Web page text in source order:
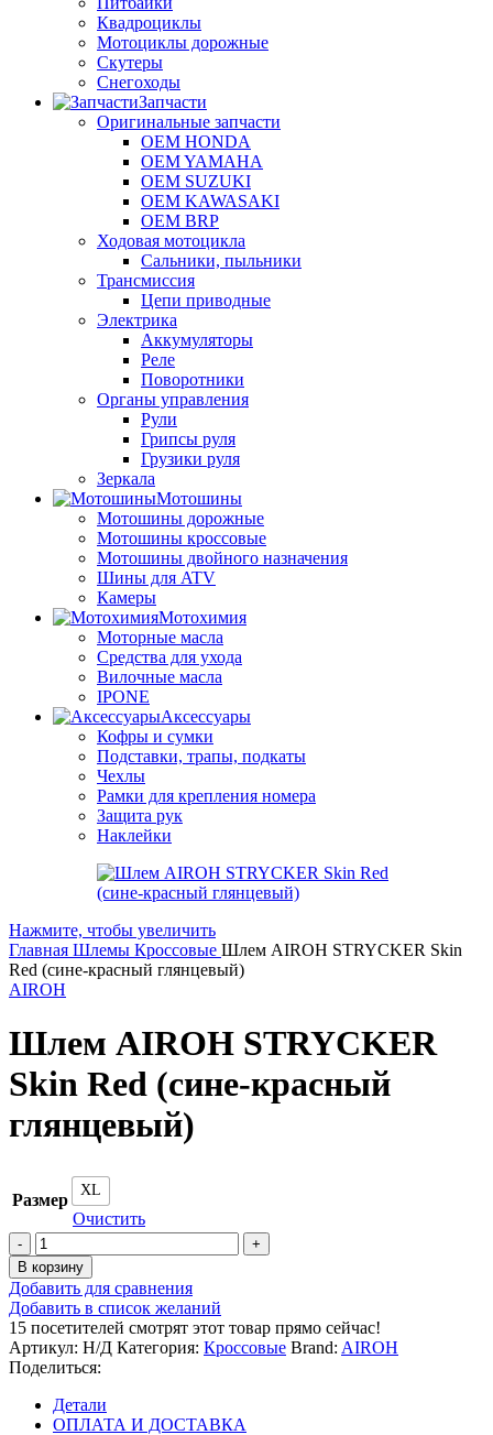
Квадроциклы
Мотоциклы дорожные
Скутеры
Снегоходы
Запчасти
Оригинальные запчасти
OEM HONDA
OEM YAMAHA
OEM SUZUKI
OEM KAWASAKI
OEM BRP
Ходовая мотоцикла
Сальники, пыльники
Трансмиссия
Цепи приводные
Электрика
Аккумуляторы
Реле
Поворотники
Органы управления
Рули
Грипсы руля
Грузики руля
Зеркала
Мотошины
Мотошины дорожные
Мотошины кроссовые
Мотошины двойного назначения
Шины для ATV
Камеры
Мотохимия
Моторные масла
Средства для ухода
Вилочные масла
IPONE
Аксессуары
Кофры и сумки
Подставки, трапы, подкаты
Чехлы
Рамки для крепления номера
Защита рук
Наклейки
Нажмите, чтобы увеличить
Главная Шлемы Кроссовые Шлем AIROH STRYCKER Skin
Red (сине-красный глянцевый)
AIROH
Шлем AIROH STRYCKER
Skin Red (сине-красный
глянцевый)
Размер XL
Очистить
Количество
товара
Шлем
AIROH
STRYCKER
Skin
Red
(сине-
красный
глянцевый)
В корзину
Добавить для сравнения
Добавить в список желаний
15 посетителей смотрят этот товар прямо сейчас!
Артикул: Н/Д Категория: Кроссовые Brand: AIROH
Поделиться:
Детали
ОПЛАТА И ДОСТАВКА